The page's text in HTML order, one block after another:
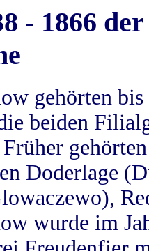
- 1866
gehörten
beiden
Doderlage
wurde im